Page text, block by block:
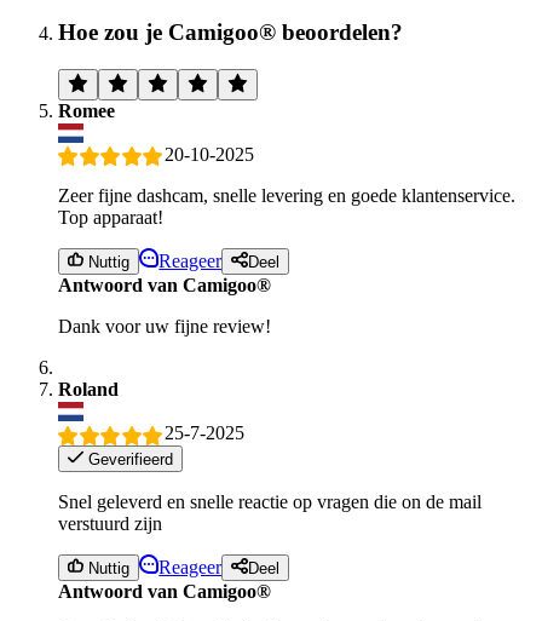
Hoe zou je Camigoo® beoordelen?
Romee
20-10-2025
Zeer fijne dashcam, snelle levering en goede klantenservice.
Top apparaat!
Nuttig Reageer Deel
Antwoord van Camigoo®
Dank voor uw fijne review!
Roland
25-7-2025
Geverifieerd
Snel geleverd en snelle reactie op vragen die on de mail
verstuurd zijn
Nuttig Reageer Deel
Antwoord van Camigoo®